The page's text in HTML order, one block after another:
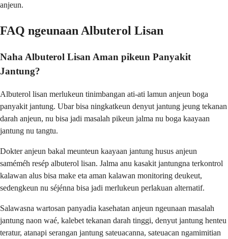
anjeun.
FAQ ngeunaan Albuterol Lisan
Naha Albuterol Lisan Aman pikeun Panyakit
Jantung?
Albuterol lisan merlukeun tinimbangan ati-ati lamun anjeun boga
panyakit jantung. Ubar bisa ningkatkeun denyut jantung jeung tekanan
darah anjeun, nu bisa jadi masalah pikeun jalma nu boga kaayaan
jantung nu tangtu.
Dokter anjeun bakal meunteun kaayaan jantung husus anjeun
saméméh resép albuterol lisan. Jalma anu kasakit jantungna terkontrol
kalawan alus bisa make eta aman kalawan monitoring deukeut,
sedengkeun nu séjénna bisa jadi merlukeun perlakuan alternatif.
Salawasna wartosan panyadia kasehatan anjeun ngeunaan masalah
jantung naon waé, kalebet tekanan darah tinggi, denyut jantung henteu
teratur, atanapi serangan jantung sateuacanna, sateuacan ngamimitian